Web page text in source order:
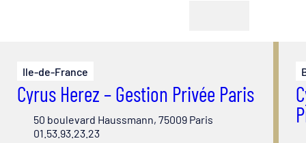
Ile-de-France
Cyrus Herez – Gestion Privée Paris
50 boulevard Haussmann, 75009 Paris
01.53.93.23.23